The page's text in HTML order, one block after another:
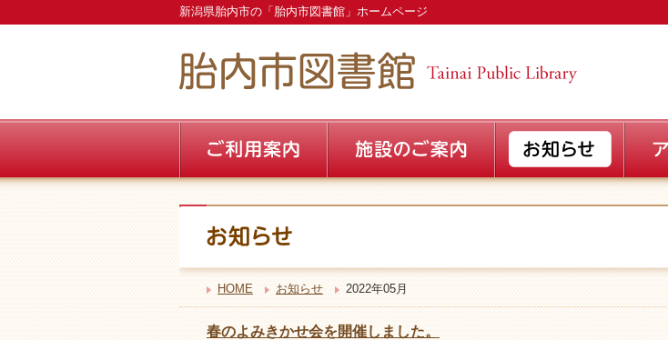
新潟県胎内市の「胎内市図書館」ホームページ
HOME お知らせ 2022年05月
春のよみきかせ会を開催しました。